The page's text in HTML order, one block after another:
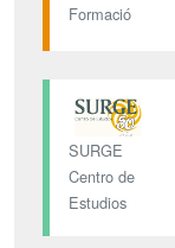
Formació
SURGE
Centro de
Estudios